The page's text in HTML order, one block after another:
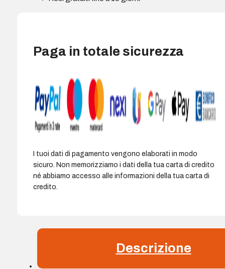
Paga in totale sicurezza
I tuoi dati di pagamento vengono elaborati in modo
sicuro. Non memorizziamo i dati della tua carta di credito
né abbiamo accesso alle informazioni della tua carta di
credito.
Descrizione